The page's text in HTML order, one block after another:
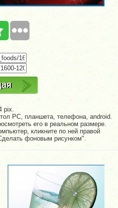
pix.
PC, планшета, телефона, android.
его в реальном размере.
кликните по ней правой
фоновым рисунком".